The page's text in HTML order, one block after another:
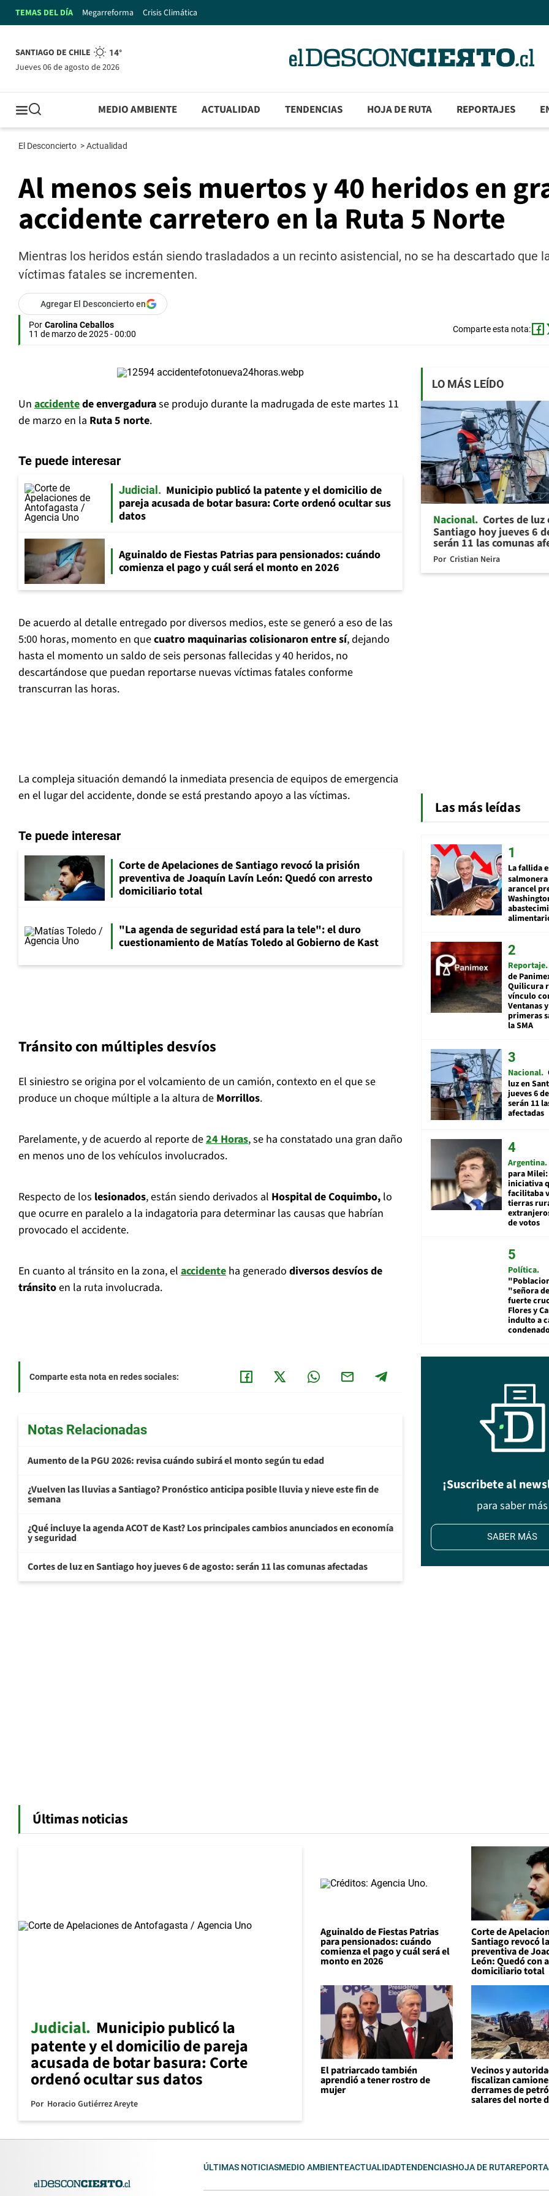
TEMAS DEL DÍA Megarreforma Crisis Climática
SANTIAGO DE CHILE 14°
jueves 06 de agosto de 2026
MEDIO AMBIENTE ACTUALIDAD TENDENCIAS HOJA DE RUTA REPORTAJES
El Desconcierto >Actualidad
Al menos seis muertos y 40 heridos en
accidente carretero en la Ruta 5 Norte
Mientras los heridos están siendo trasladados a un recinto asistencial, no se ha descartado que
víctimas fatales se incrementen.
Agregar El Desconcierto en
Por Carolina Ceballos
11 de marzo de 2025 - 00:00
Comparte esta nota:
Un accidentede envergadurase produjo durante la madrugada de este martes 11
de marzo en la Ruta 5 norte.
Te puede interesar
Judicial
Municipio publicó la patente y el domicilio de
pareja acusada de botar basura: Corte ordenó ocultar sus
datos
Aguinaldo de Fiestas Patrias para pensionados: cuándo
comienza el pago y cuál será el monto en 2026
De acuerdo al detalle entregado por diversos medios, este se generó a eso de las
5:00 horas, momento en quecuatro maquinarias colisionaron entre sí, dejando
hasta el momento un saldo de seis personas fallecidas y 40 heridos, no
descartándose que puedan reportarse nuevas víctimas fatales conforme
transcurran las horas.
La compleja situación demandó la inmediata presencia de equipos de emergencia
en el lugar del accidente, donde se está prestando apoyo a las víctimas.
Te puede interesar
Corte de Apelaciones de Santiago revocó la prisión
preventiva de Joaquín Lavín León: Quedó con arresto
domiciliario total
"La agenda de seguridad está para la tele": el duro
cuestionamiento de Matías Toledo al Gobierno de Kast
Tránsito con múltiples desvíos
El siniestro se origina por el volcamiento de un camión, contexto en el que se
produce un choque múltiple a la altura de Morrillos.
Parelamente, y de acuerdo al reporte de24 Horas, se ha constatado una gran daño
en menos uno de los vehículos involucrados.
Respecto de los lesionados, están siendo derivados al Hospital de Coquimbo, lo
que ocurre en paralelo a la indagatoria para determinar las causas que habrían
provocado el accidente.
En cuanto al tránsito en la zona, el accidente ha generado diversos desvíos de
tránsitoen la ruta involucrada.
Comparte esta nota en redes sociales:
Notas Relacionadas
Aumento de la PGU 2026: revisa cuándo subirá el monto según tu edad
¿Vuelven las lluvias a Santiago? Pronóstico anticipa posible lluvia y nieve este fin de
semana
¿Qué incluye la agenda ACOT de Kast? Los principales cambios anunciados en economía
y seguridad
Cortes de luz en Santiago hoy jueves 6 de agosto: serán 11 las comunas afectadas
LO MÁS LEÍDO
Nacional Cortes de luz
Santiago hoy jueves 6
serán 11 las comunas
Por Cristian Neira
Las más leídas
La fallida
arancel
Reportaje
de
Quilicura
vínculo
Ventanas
primeras
la SMA
Nacional
luz en
jueves 6
serán 11
afectadas
Argentina
para
iniciativa
facilitaba
tierras
de votos
Política
"señora
fuerte
Flores y
indulto a
¡Suscribete al
para saber más
SABER MÁS
Últimas noticias
Judicial Municipio publicó la
patente y el domicilio de pareja
acusada de botar basura: Corte
ordenó ocultar sus datos
Por Horacio Gutiérrez Areyte
Aguinaldo de Fiestas Patrias
para pensionados: cuándo
comienza el pago y cuál será el
monto en 2026
Corte de
Santiago revocó
preventiva de
León: Quedó con
domiciliario total
El patriarcado también
aprendió a tener rostro de
mujer
Vecinos y
fiscalizan
derrames de
salares del norte
ÚLTIMAS NOTICIASMEDIO AMBIENTEACTUALIDADTENDENCIASHOJA DE RUTA